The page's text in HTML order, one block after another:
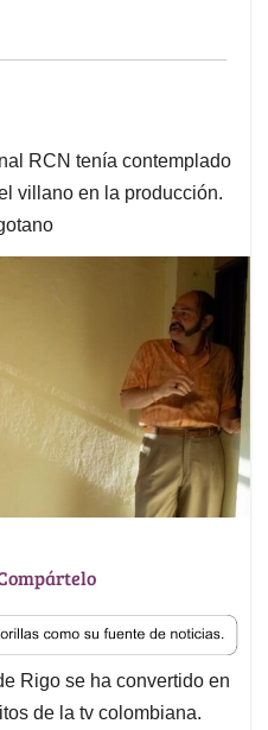
RCN tenía contemplado
villano en la producción.
Rigo se ha convertido en
de la tv colombiana.